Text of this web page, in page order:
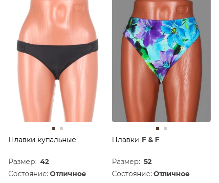
Плавки купальные
Размер: 42
Состояние: Отличное
Плавки F & F
Размер: 52
Состояние: Отличное